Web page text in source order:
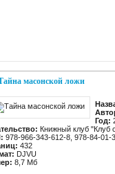
масонской ложи
Год:
Книжный клуб "Клуб
978-966-343-612-8, 978-84-01-
432
DJVU
8,7 Мб